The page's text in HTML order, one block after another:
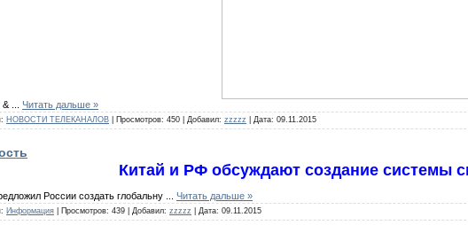
& Читать дальше »
НОВОСТИ ТЕЛЕКАНАЛОВ Просмотров: 450 Добавил: zzzzz Дата: 09.11.2015
Китай и РФ обсуждают создание системы
России создать глобальну Читать дальше »
Информация Просмотров: 439 Добавил: zzzzz Дата: 09.11.2015